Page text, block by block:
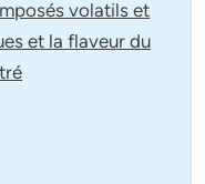
volatils et
et la flaveur du